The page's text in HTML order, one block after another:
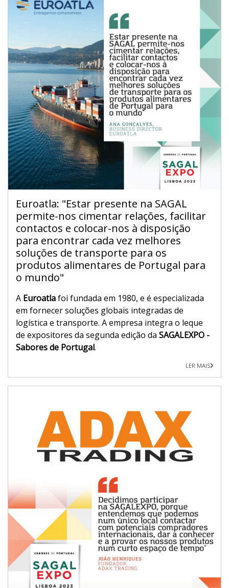
Euroatla: "Estar presente na SAGAL
permite-nos cimentar relações, facilitar
contactos e colocar-nos à disposição
para encontrar cada vez melhores
soluções de transporte para os
produtos alimentares de Portugal para
o mundo"
A Euroatlafoi fundada em 1980, e é especializada
em fornecer soluções globais integradas de
logística e transporte. A empresa integra o leque
de expositores da segunda edição da SAGALEXPO -
Sabores de Portugal.
LER MAIS